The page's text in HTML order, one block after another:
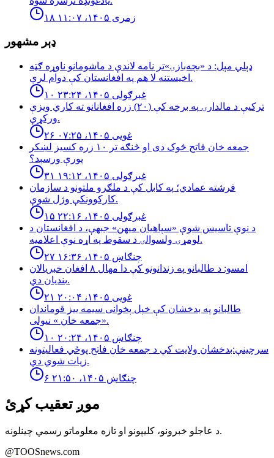
۱۸ زمری ۱۴۰۵، ۱۱:۰۷
ډېر مشهور
ډېلي مېل: د «بچه‌بازۍ»تر نامه لاندې د ماشومانو ناوړه ګټه
اخیستنه لا هم په افغانستان کې دوام لري.
۱۰ غبرګولی ۱۴۰۵، ۲۳:۲۴
تركيې د مالدارۍ په برخه كې (٢٠) زره افغانانو ته كاري ويزې
وركړې.
۲۶ غویی ۱۴۰۵، ۰۷:۲۵
جمعه خان فاتح څوک دی او څنګه تر ۱۰ زره کسیز لښکر
پورې ورسېد؟
۳۱ غبرګولی ۱۴۰۵، ۱۹:۱۲
فرشته عمادي؛ په کابل کې د ملګرو ملتونو د سازمان
کارکوونکې وژل شوې.
۱۵ غبرګولی ۱۴۰۵، ۲۲:۱۶
د نوې تاسیس شوې «سپاهیان میهن» جبهې، د افغانستان د
لومړۍ ولسوالۍ د سقوط په اړه نوې اعلامیه.
۲۷ چنګاښ ۱۴۰۵، ۱۶:۳۶
امسو: د طالبانو په زندانونو كې دا مهال ٨ افغان خبريالان
بنديان دي.
۲۱ غویی ۱۴۰۵، ۲۰:۰۴
طالبانو په بدخشان كې خپل پخوانى سيمه ييز قوماندان
«جمعه خان » نيولى.
۱۰ چنګاښ ۱۴۰۵، ۲۰:۲۴
سرچینې:بدخشان ولایت کې د جمعه خان فاتح پوځي فعالیتونه
زیات شوي دي.
۶ چنګاښ ۱۴۰۵، ۲۱:۵۰
موږ تعقیب کړئ
د عاجلو خبرونو، کلیپونو او تازه معلوماتو رسمي چینلونه.
@TOOSnews.com